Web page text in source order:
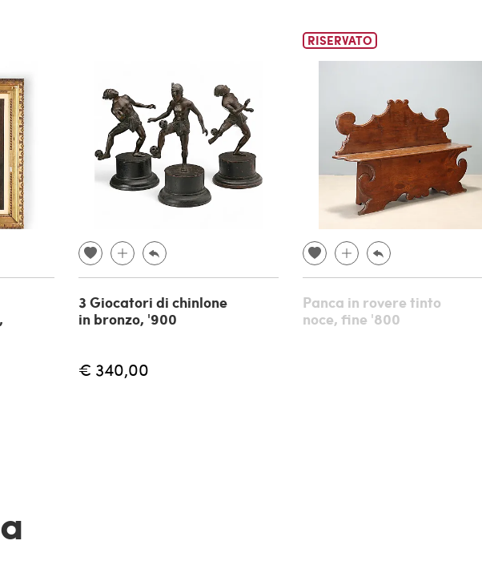
3 Giocatori di chinlone
in bronzo, '900
€ 340,00
RISERVATO
Panca in rovere tinto
noce, fine '800